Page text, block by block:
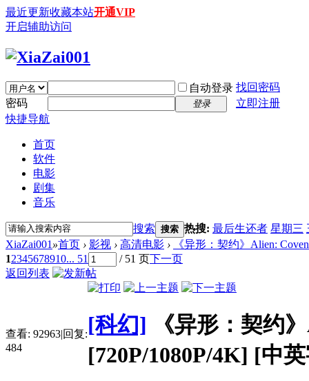
最近更新收藏本站开通VIP
开启辅助访问
自动登录 找回密码
密码
登录
立即注册
快捷导航
首页
软件
电影
剧集
音乐
搜索 搜索 热搜: 最后生还者 星期三
XiaZai001 »首页 › 影视 › 高清电影 ›
《异形：契约》Alien:
12345678910... 51 / 51 页下一页
返回列表
查看: 92963|回复:
484
[科幻]
《异形：契约
[720P/1080P/4K] [中